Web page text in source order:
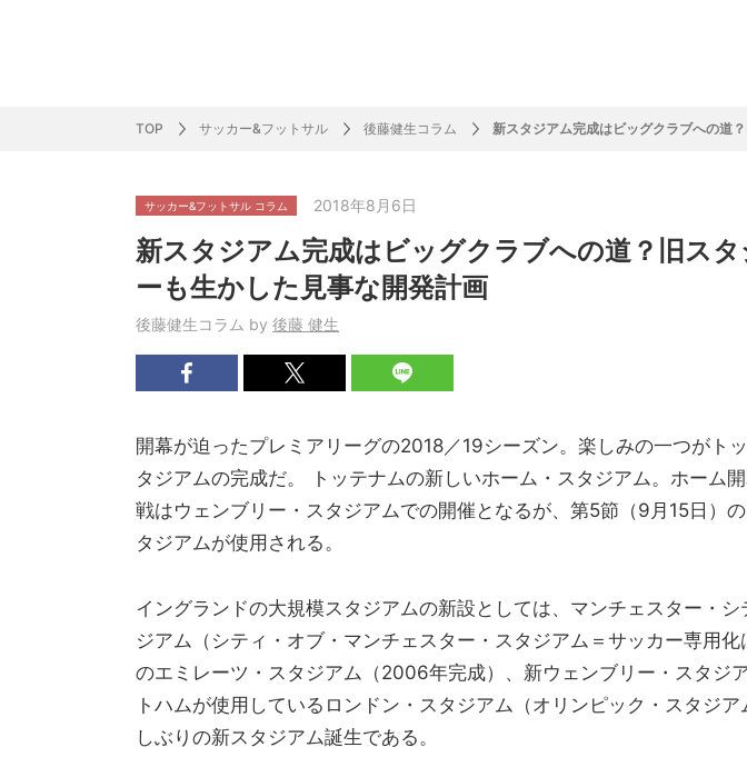
ピックアップ
J SPORTSニュース
スポーツレポート
柔×コラム
てきた！2017-2018ウインタースポーツ編
バドミントン
バドミントン代表だより
スキー
SKI GRAPHIC present’sアルペンスキーコラ
フィギュアスケート
町田樹のスポーツアカデミア
フィギュアスケートーーク スケオタデイズ J SPORTS出張所
バスケットボール
バスケットボールコラム
バレーボール
SVリーグコラム
モータースポーツ
SUPER GT
Mr.フクイのものしり長者 de WRC ! 裏しま物語
サイクルロードレース
自転車雑談
ツールに恋して～珠玉のストーリー21選～ しゅ～くり～むら
サッカー&フットサル
サッカーニュース
プレミアリーグコラム
ラグビー
村上晃一ラグビーコラム
be rugby ～ラグビーであれ～ ラグビーニュース
野球
MLBコラム
日本人先発投手プレビュー
TOP サッカー&フットサル 後藤健生コラム 新スタジアム完成はビッグクラブへの道
サッカー&フットサル コラム 2018年8月6日
新スタジアム完成はビッグクラブへの道？旧ス
ーも生かした見事な開発計画
後藤健生コラム by 後藤 健生
開幕が迫ったプレミアリーグの2018／19シーズン。楽しみの一つがト
タジアムの完成だ。 トッテナムの新しいホーム・スタジアム。ホーム
戦はウェンブリー・スタジアムでの開催となるが、第5節（9月15日）
タジアムが使用される。
イングランドの大規模スタジアムの新設としては、マンチェスター・シ
ジアム（シティ・オブ・マンチェスター・スタジアム＝サッカー専用
のエミレーツ・スタジアム（2006年完成）、新ウェンブリー・スタジ
トハムが使用しているロンドン・スタジアム（オリンピック・スタジ
しぶりの新スタジアム誕生である。